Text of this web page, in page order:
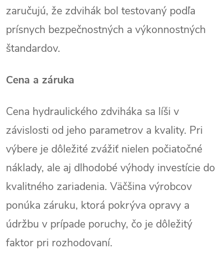
zaručujú, že zdvihák bol testovaný podľa
prísnych bezpečnostných a výkonnostných
štandardov.
Cena a záruka
Cena hydraulického zdviháka sa líši v
závislosti od jeho parametrov a kvality. Pri
výbere je dôležité zvážiť nielen počiatočné
náklady, ale aj dlhodobé výhody investície do
kvalitného zariadenia. Väčšina výrobcov
ponúka záruku, ktorá pokrýva opravy a
údržbu v prípade poruchy, čo je dôležitý
faktor pri rozhodovaní.